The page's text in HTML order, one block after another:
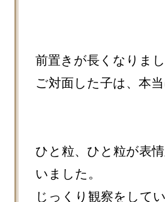
前置きが長くなりまし
ご対面した子は、本
ひと粒、ひと粒が表
いました。
じっくり観察をして